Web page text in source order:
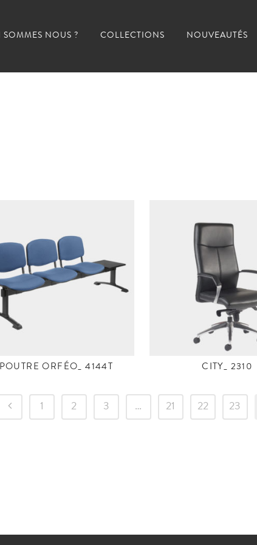
SOMMES NOUS ? COLLECTIONS NOUVEAUTÉS
POUTRE ORFÉO_ 4144T CITY_ 2310
1 2 3 … 21 22 23